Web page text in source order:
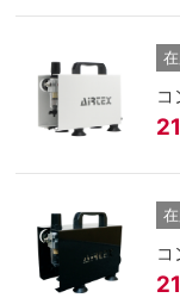
コ
コ